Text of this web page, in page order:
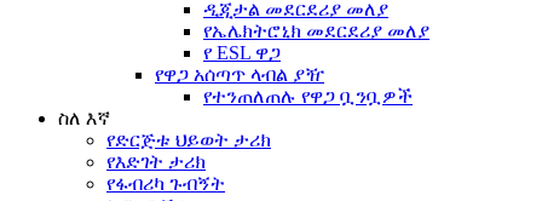
ዲጂታል መደርደሪያ መለያ
የኤሌክትሮኒክ መደርደሪያ መለያ
የ ESL ዋጋ
የዋጋ አሰጣጥ ላብል ያዥ
የተንጠለጠሉ የዋጋ ቧንቧዎች
ስለ እኛ
የድርጅቱ ህይወት ታሪክ
የእድገት ታሪክ
የፋብሪካ ጉብኝት